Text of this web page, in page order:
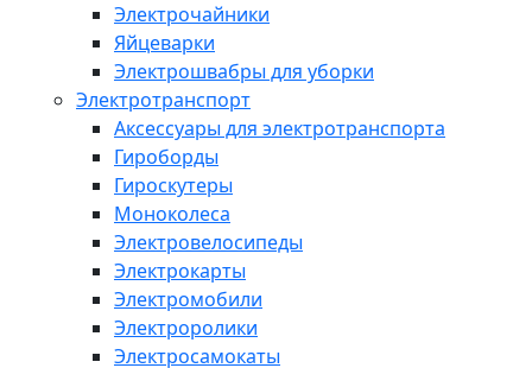
Электрочайники
Яйцеварки
Электрошвабры для уборки
Электротранспорт
Аксессуары для электротранспорта
Гироборды
Гироскутеры
Моноколеса
Электровелосипеды
Электрокарты
Электромобили
Электроролики
Электросамокаты